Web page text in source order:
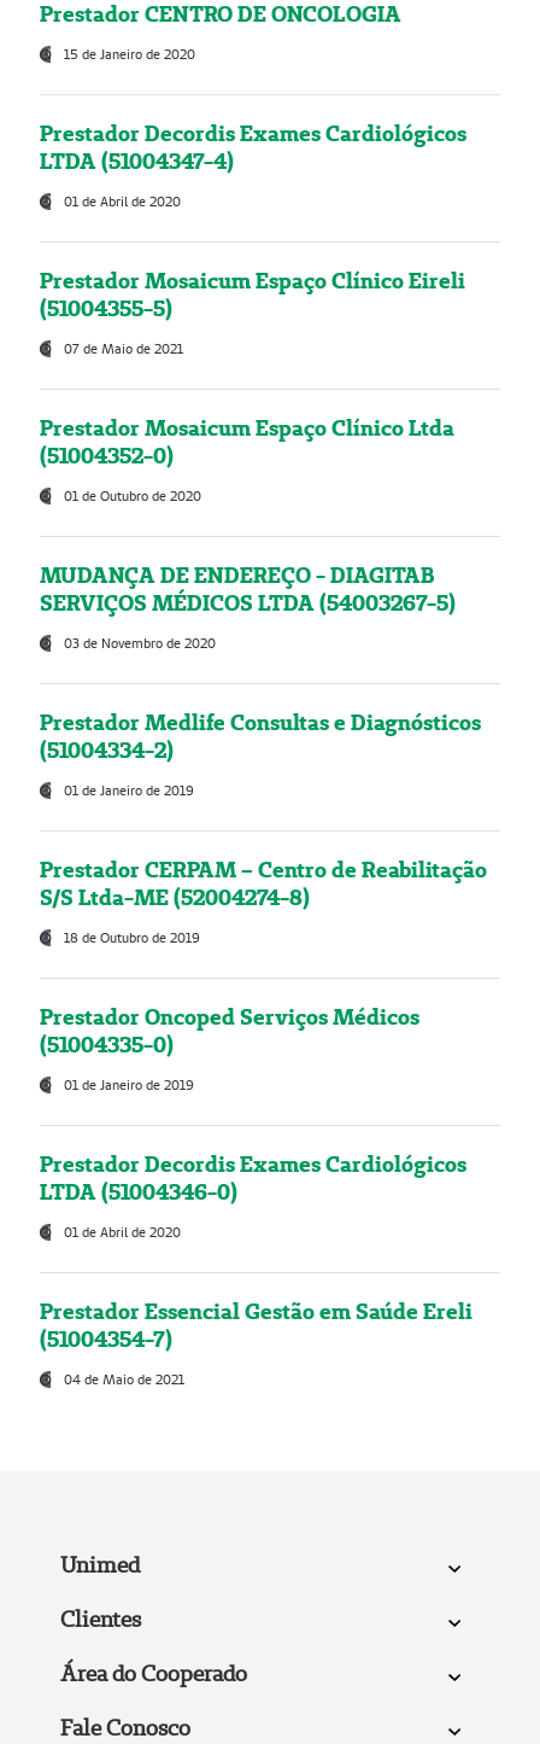
Prestador CENTRO DE ONCOLOGIA
15 de Janeiro de 2020
Prestador Decordis Exames Cardiológicos
LTDA (51004347-4)
01 de Abril de 2020
Prestador Mosaicum Espaço Clínico Eireli
(51004355-5)
07 de Maio de 2021
Prestador Mosaicum Espaço Clínico Ltda
(51004352-0)
01 de Outubro de 2020
MUDANÇA DE ENDEREÇO - DIAGITAB
SERVIÇOS MÉDICOS LTDA (54003267-5)
03 de Novembro de 2020
Prestador Medlife Consultas e Diagnósticos
(51004334-2)
01 de Janeiro de 2019
Prestador CERPAM – Centro de Reabilitação
S/S Ltda-ME (52004274-8)
18 de Outubro de 2019
Prestador Oncoped Serviços Médicos
(51004335-0)
01 de Janeiro de 2019
Prestador Decordis Exames Cardiológicos
LTDA (51004346-0)
01 de Abril de 2020
Prestador Essencial Gestão em Saúde Ereli
(51004354-7)
04 de Maio de 2021
Unimed
Clientes
Área do Cooperado
Fale Conosco